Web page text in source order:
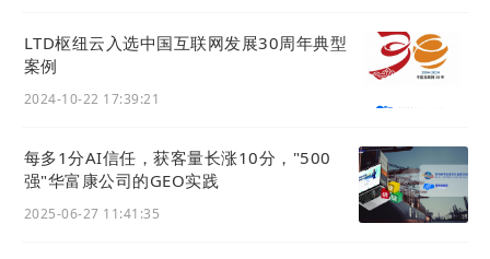
LTD枢纽云入选中国互联网发展30周年典型
案例
2024-10-22 17:39:21
每多1分AI信任，获客量长涨10分，"500
强"华富康公司的GEO实践
2025-06-27 11:41:35